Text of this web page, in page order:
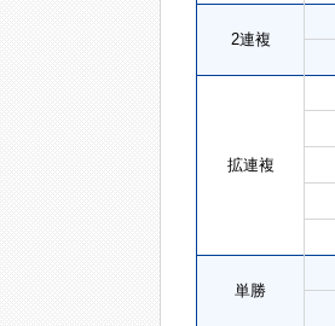
2連複
拡連複
単勝